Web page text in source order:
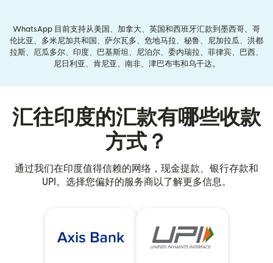
WhatsApp 目前支持从美国、加拿大、英国和西班牙汇款到墨西哥、哥
伦比亚、多米尼加共和国、萨尔瓦多、危地马拉、秘鲁、尼加拉瓜、洪都
拉斯、厄瓜多尔、印度、巴基斯坦、尼泊尔、委内瑞拉、菲律宾、巴西、
尼日利亚、肯尼亚、南非、津巴布韦和乌干达。
汇往印度的汇款有哪些收款
方式？
通过我们在印度值得信赖的网络，现金提款、银行存款和
UPI。选择您偏好的服务商以了解更多信息。